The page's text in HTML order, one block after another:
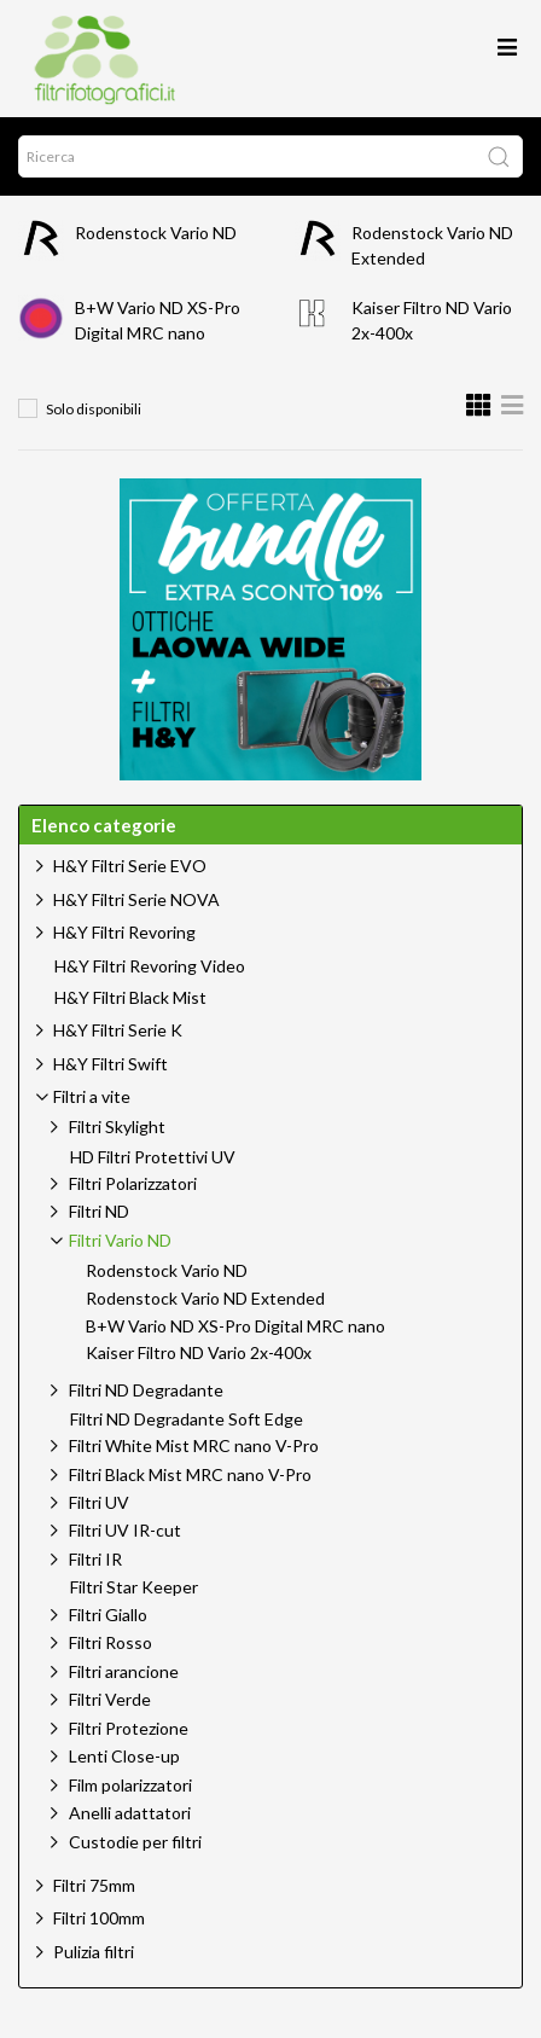
Rodenstock Vario ND
Rodenstock Vario ND
Extended
B+W Vario ND XS-Pro
Digital MRC nano
Kaiser Filtro ND Vario
2x-400x
Solo disponibili
Elenco categorie
H&Y Filtri Serie EVO
H&Y Filtri Serie NOVA
H&Y Filtri Revoring
H&Y Filtri Revoring Video
H&Y Filtri Black Mist
H&Y Filtri Serie K
H&Y Filtri Swift
Filtri a vite
Filtri Skylight
HD Filtri Protettivi UV
Filtri Polarizzatori
Filtri ND
Filtri Vario ND
Rodenstock Vario ND
Rodenstock Vario ND Extended
B+W Vario ND XS-Pro Digital MRC nano
Kaiser Filtro ND Vario 2x-400x
Filtri ND Degradante
Filtri ND Degradante Soft Edge
Filtri White Mist MRC nano V-Pro
Filtri Black Mist MRC nano V-Pro
Filtri UV
Filtri UV IR-cut
Filtri IR
Filtri Star Keeper
Filtri Giallo
Filtri Rosso
Filtri arancione
Filtri Verde
Filtri Protezione
Lenti Close-up
Film polarizzatori
Anelli adattatori
Custodie per filtri
Filtri 75mm
Filtri 100mm
Pulizia filtri